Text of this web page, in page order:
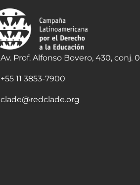
Av. Prof. Alfonso Bovero, 430, conj.
+55 11 3853-7900
clade@redclade.org